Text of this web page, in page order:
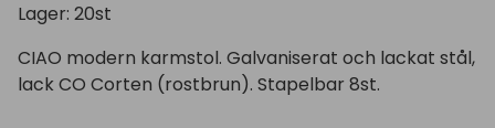
Lager: 20st
CIAO modern karmstol. Galvaniserat och lackat stål,
lack CO Corten (rostbrun). Stapelbar 8st.